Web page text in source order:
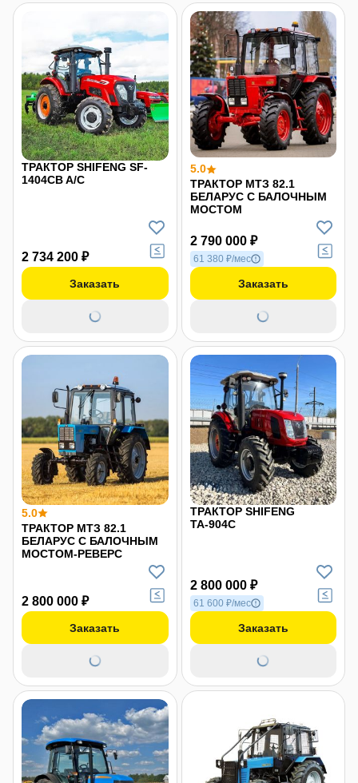
ТРАКТОР SHIFENG SF-
1404СB A/C
2 734 200 ₽
Заказать
5.0
ТРАКТОР МТЗ 82.1
БЕЛАРУС С БАЛОЧНЫМ
МОСТОМ
2 790 000 ₽
61 380 ₽/мес
Заказать
5.0
ТРАКТОР МТЗ 82.1
БЕЛАРУС С БАЛОЧНЫМ
МОСТОМ-РЕВЕРС
2 800 000 ₽
Заказать
ТРАКТОР SHIFENG
ТА-904С
2 800 000 ₽
61 600 ₽/мес
Заказать